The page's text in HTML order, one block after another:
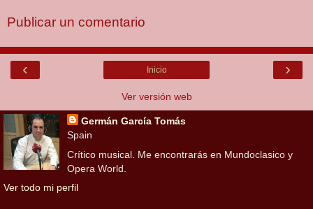
Publicar un comentario
‹ ›
Inicio
Ver versión web
Germán García Tomás
Spain
Crítico musical. Me encontrarás en Mundoclasico y
Opera World.
Ver todo mi perfil